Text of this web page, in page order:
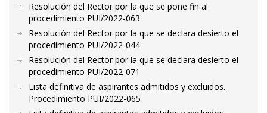
Resolución del Rector por la que se pone fin al
procedimiento PUI/2022-063
Resolución del Rector por la que se declara desierto el
procedimiento PUI/2022-044
Resolución del Rector por la que se declara desierto el
procedimiento PUI/2022-071
Lista definitiva de aspirantes admitidos y excluidos.
Procedimiento PUI/2022-065